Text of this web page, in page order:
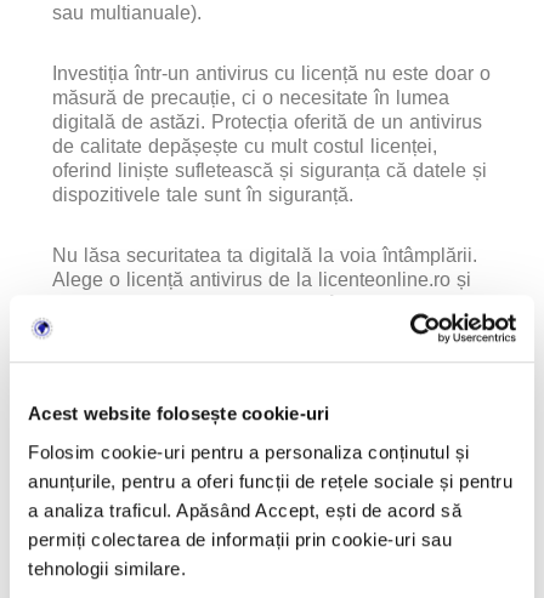
Acest website folosește cookie-uri
Folosim cookie-uri pentru a personaliza conținutul și
anunțurile, pentru a oferi funcții de rețele sociale și pentru
a analiza traficul. Apăsând Accept, ești de acord să
permiți colectarea de informații prin cookie-uri sau
tehnologii similare.
sau multianuale).
Investiția într-un antivirus cu licență nu este doar o
măsură de precauție, ci o necesitate în lumea
digitală de astăzi. Protecția oferită de un antivirus
de calitate depășește cu mult costul licenței,
oferind liniște sufletească și siguranța că datele și
dispozitivele tale sunt în siguranță.
Nu lăsa securitatea ta digitală la voia întâmplării.
Alege o licență antivirus de la licenteonline.ro și
amenințărilor cibernetice. Indiferent dacă ești un
antivirus cu licență și navighează în siguranță în
lumea digitală de mâine!
Recomandăm următoarele produse: